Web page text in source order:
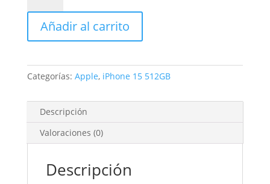
512GB
Negro
cantidad
Añadir al carrito
Categorías: Apple, iPhone 15 512GB
Descripción
Valoraciones (0)
Descripción